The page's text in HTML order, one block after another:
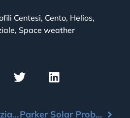
Centesi, Cento, Helios,
, Space weather
Sorvegliati Spaziali atterra in città Parker Solar Probe: sesto flyby di Venere